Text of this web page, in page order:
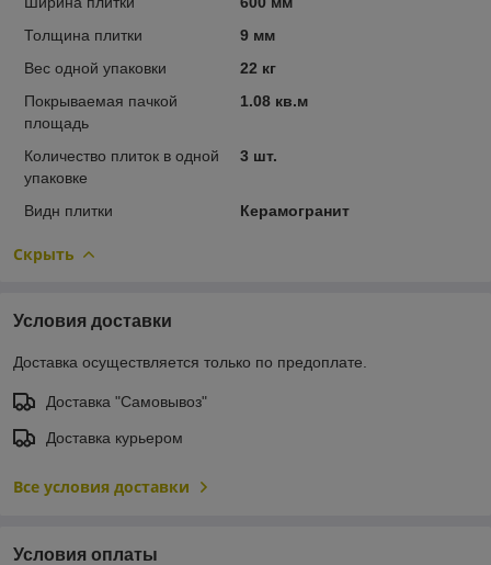
Толщина плитки
9 мм
Вес одной упаковки
22 кг
Покрываемая пачкой
площадь
1.08 кв.м
Количество плиток в одной
упаковке
3 шт.
Видн плитки Керамогранит
Скрыть
Условия доставки
Доставка осуществляется только по предоплате.
Доставка "Самовывоз"
Доставка курьером
Все условия доставки
Условия оплаты